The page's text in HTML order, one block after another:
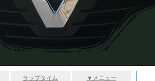
ラップタイム ▼メニュー